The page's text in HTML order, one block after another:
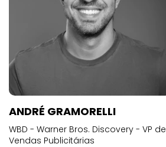
ANDRÉ GRAMORELLI
WBD - Warner Bros. Discovery - VP de
Vendas Publicitárias